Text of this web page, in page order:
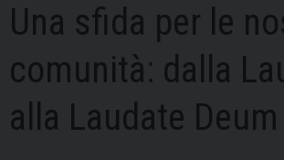
Una sfida per le
comunità: dalla
alla Laudate Deum